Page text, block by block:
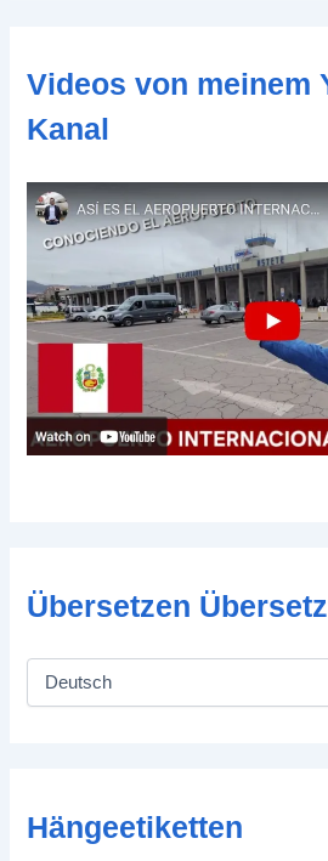
s
e
Videos von meinem
Kanal
Übersetzen
Hängeetiketten